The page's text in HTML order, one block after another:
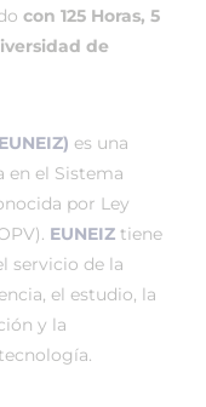
con 125 Horas, 5
de
es una
en el Sistema
por Ley
EUNEIZ tiene
servicio de la
el estudio, la
y la